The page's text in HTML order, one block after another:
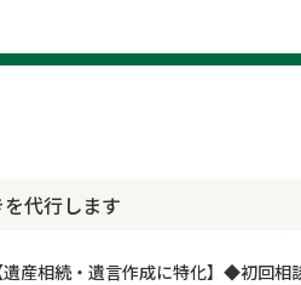
代行します
遺産相続・遺言作成に特化】◆初回相